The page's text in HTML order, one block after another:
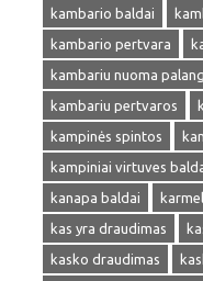
kambario baldai
kambario pertvara
kambariu nuoma
kambariu pertvaros
kampinės spintos
kampiniai virtuves
kanapa baldai
kas yra draudimas
kasko draudimas